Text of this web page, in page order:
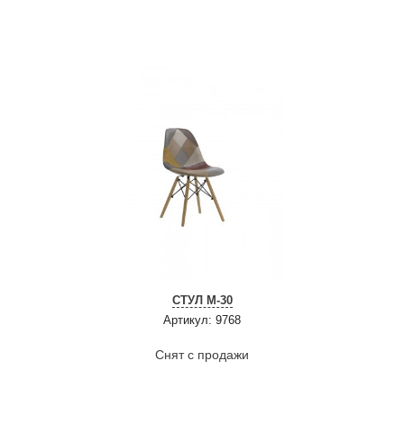
СТУЛ М-30
Артикул: 9768
Снят с продажи